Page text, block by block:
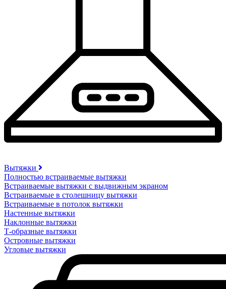
Вытяжки
Полностью встраиваемые вытяжки
Встраиваемые вытяжки с выдвижным экраном
Встраиваемые в столешницу вытяжки
Встраиваемые в потолок вытяжки
Настенные вытяжки
Наклонные вытяжки
Т-образные вытяжки
Островные вытяжки
Угловые вытяжки